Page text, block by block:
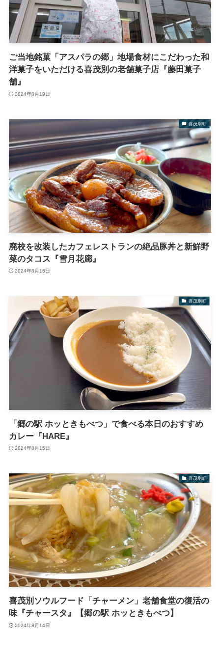
ご当地銘菓「アスパラの郷」地場食材にこだわった和
洋菓子をいただける喜茂別の老舗菓子店『藤田菓子
舗』
2024年8月19日
喜茂別町
廃校を改装したカフェレストランの絶品豚丼と新鮮野
菜のタコス『雪月花廊』
2024年8月16日
喜茂別町
「郷の駅 ホッときもべつ」で食べる本日のおすすめ
カレー『HARE』
2024年8月15日
喜茂別町
喜茂別ソウルフード「チャーメン」老舗食堂の復活の
味『チャースタ』【郷の駅 ホッときもべつ】
2024年8月14日